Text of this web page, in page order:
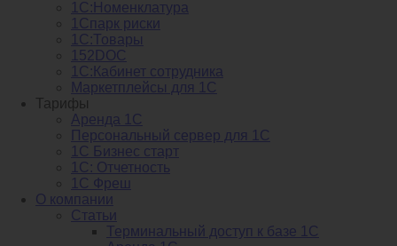
1С:Номенклатура
1Спарк риски
1С:Товары
152DOC
1С:Кабинет сотрудника
Маркетплейсы для 1С
Тарифы
Аренда 1С
Персональный сервер для 1С
1С Бизнес старт
1С: Отчетность
1C Фреш
О компании
Статьи
Терминальный доступ к базе 1С